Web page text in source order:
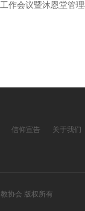
作会议暨沐恩堂管
信仰宣告 关于我们
协会 版权所有